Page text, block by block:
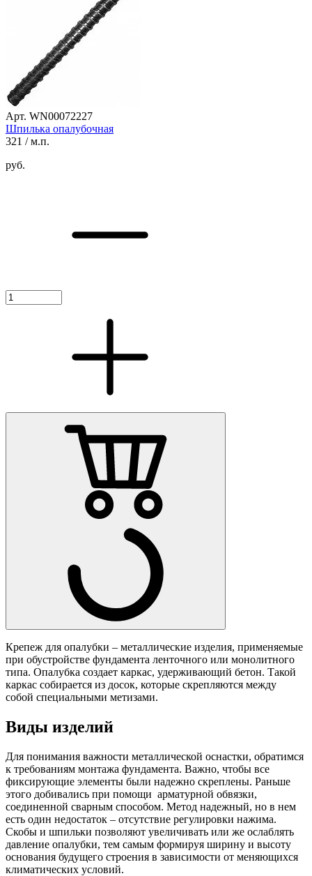
Арт. WN00072227
Шпилька опалубочная
321 / м.п.
руб.
Крепеж для опалубки – металлические изделия, применяемые
при обустройстве фундамента ленточного или монолитного
типа. Опалубка создает каркас, удерживающий бетон. Такой
каркас собирается из досок, которые скрепляются между
собой специальными метизами.
Виды изделий
Для понимания важности металлической оснастки, обратимся
к требованиям монтажа фундамента. Важно, чтобы все
фиксирующие элементы были надежно скреплены. Раньше
этого добивались при помощи арматурной обвязки,
соединенной сварным способом. Метод надежный, но в нем
есть один недостаток – отсутствие регулировки нажима.
Скобы и шпильки позволяют увеличивать или же ослаблять
давление опалубки, тем самым формируя ширину и высоту
основания будущего строения в зависимости от меняющихся
климатических условий.